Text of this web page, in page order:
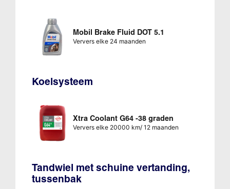
Mobil Brake Fluid DOT 5.1
Ververs elke 24 maanden
Koelsysteem
Xtra Coolant G64 -38 graden
Ververs elke 20000 km/ 12 maanden
Tandwiel met schuine vertanding,
tussenbak